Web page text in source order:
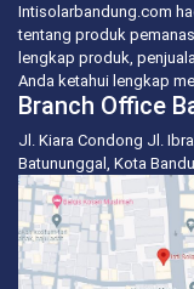
Intisolarbandung.com
tentang produk
lengkap produk,
Anda ketahui lengkap
Branch Office
Jl. Kiara Condong Jl.
Batununggal, Kota